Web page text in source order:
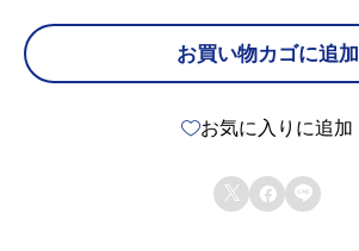
お買い物カゴに追加
お気に入りに追加
  